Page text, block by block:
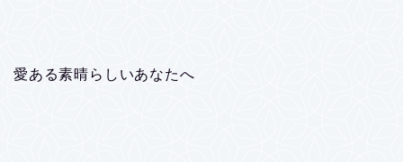
愛ある素晴らしいあなたへ